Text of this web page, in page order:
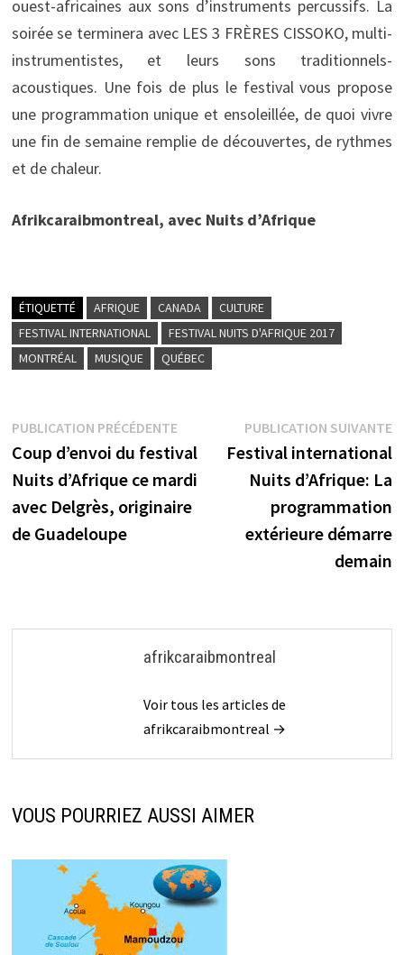
ouest-africaines aux sons d’instruments percussifs. La
soirée se terminera avec LES 3 FRÈRES CISSOKO, multi-
instrumentistes, et leurs sons traditionnels-
acoustiques. Une fois de plus le festival vous propose
une programmation unique et ensoleillée, de quoi vivre
une fin de semaine remplie de découvertes, de rythmes
et de chaleur.
Afrikcaraibmontreal, avec Nuits d’Afrique
ÉTIQUETTÉ AFRIQUE CANADA
CULTURE
FESTIVAL INTERNATIONAL
FESTIVAL NUITS D'AFRIQUE 2017
MONTRÉAL
MUSIQUE QUÉBEC
Navigation
de
l’article
PUBLICATION PRÉCÉDENTEPublication
précédente :
Coup d’envoi du festival
Nuits d’Afrique ce mardi
avec Delgrès, originaire
de Guadeloupe
PUBLICATION SUIVANTE
Festival international
Nuits d’Afrique: La
programmation
extérieure démarre
demain
afrikcaraibmontreal
Voir tous les articles de
afrikcaraibmontreal →
VOUS POURRIEZ AUSSI AIMER